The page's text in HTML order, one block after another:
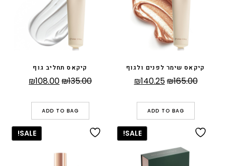
⁠קיקאס שימר לפנים ולגוף
₪165.00
המחיר
היה:
₪165.00.
₪140.25
ADD TO BAG
קיקאס תחליב גוף
₪135.00
המחיר
היה:
₪135.00.
₪108.00
ADD TO BAG
SALE!
SALE!